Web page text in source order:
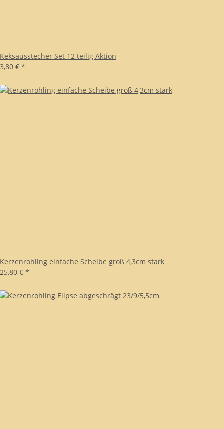
Keksausstecher Set 12 teilig Aktion
3,80 € *
Kerzenrohling einfache Scheibe groß 4,3cm stark
25,80 € *